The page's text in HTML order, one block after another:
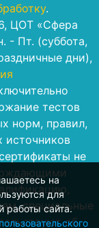
на
для
работы сайта.
.
ЦОТ «Сфера
- Пт. (суббота,
дни),
тестов
норм, правил,
источников
не
специальные
об